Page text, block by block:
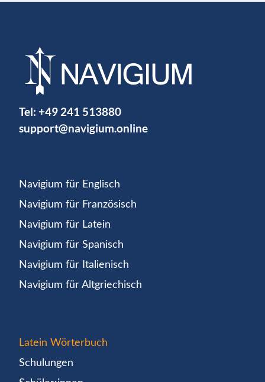
Tel: +49 241 513880
support@navigium.online
Navigium für Englisch
Navigium für Französisch
Navigium für Latein
Navigium für Spanisch
Navigium für Italienisch
Navigium für Altgriechisch
Latein Wörterbuch
Schulungen